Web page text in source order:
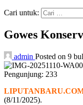
Cari untuk:
Gowes
admin Posted on 9
Pengunjung: 233
(8/11/2025).